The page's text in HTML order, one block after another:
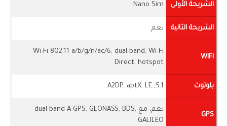
الشريحة الأولى Nano Sim
الشريحة الثانية نعم
WIFI
Wi-Fi 802.11 a/b/g/n/ac/6, dual-band, Wi-Fi
Direct, hotspot
بلوتوث 5.1, A2DP, aptX, LE
GPS
نعم، مع dual-band A-GPS, GLONASS, BDS,
GALILEO